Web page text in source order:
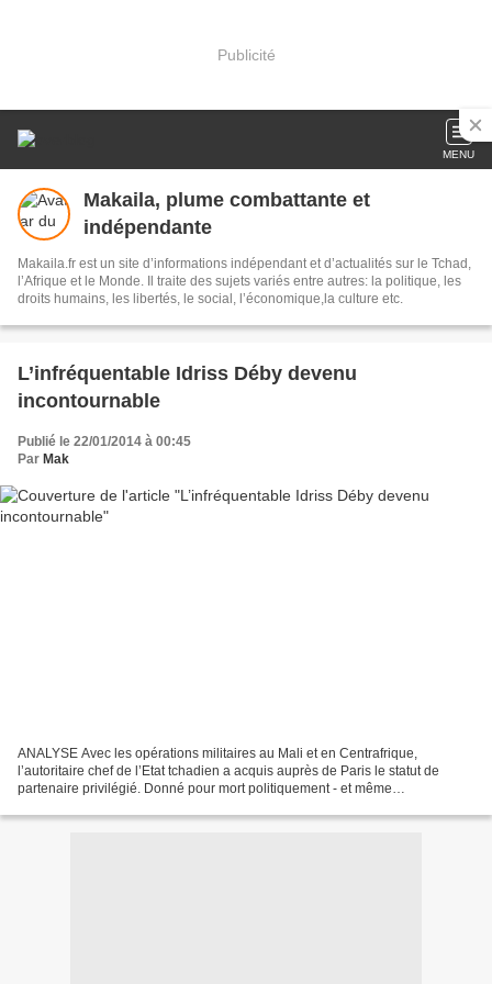
Publicité
MENU
Makaila, plume combattante et
indépendante
Makaila.fr est un site d’informations indépendant et d’actualités sur le Tchad,
l’Afrique et le Monde. Il traite des sujets variés entre autres: la politique, les
droits humains, les libertés, le social, l’économique,la culture etc.
L’infréquentable Idriss Déby devenu
incontournable
Publié le 22/01/2014 à 00:45
Par Mak
ANALYSE Avec les opérations militaires au Mali et en Centrafrique,
l’autoritaire chef de l’Etat tchadien a acquis auprès de Paris le statut de
partenaire privilégié. Donné pour mort politiquement - et même